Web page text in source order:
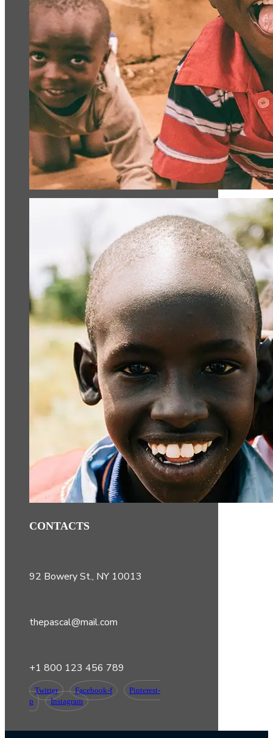
CONTACTS
92 Bowery St., NY 10013
thepascal@mail.com
+1 800 123 456 789
Twitter Facebook-f
Pinterest-
p
Instagram